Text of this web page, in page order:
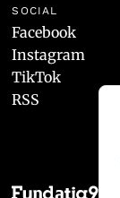
SOCIAL
Facebook
Instagram
TikTok
RSS